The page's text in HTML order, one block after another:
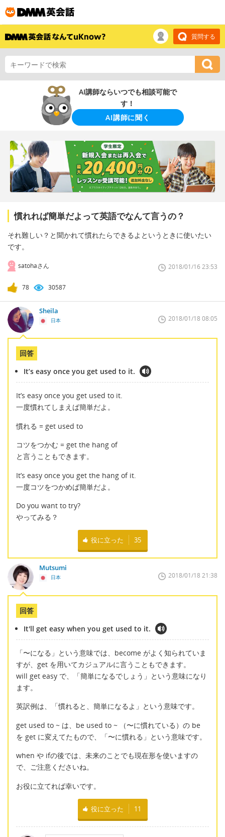
質問する
AI講師ならいつでも相談可能で
す！
AI講師に聞く
慣れれば簡単だよって英語でなんて言うの？
それ難しい？と聞かれて慣れたらできるよというときに使いたい
です。
satohaさん 2018/01/16 23:53
78 30587
Sheila
日本 2018/01/18 08:05
回答
It’s easy once you get used to it.
It’s easy once you get used to it.
一度慣れてしまえば簡単だよ。
慣れる = get used to
コツをつかむ = get the hang of
と言うこともできます。
It’s easy once you get the hang of it.
一度コツをつかめば簡単だよ。
Do you want to try?
やってみる？
役に立った 35
Mutsumi
日本 2018/01/18 21:38
回答
It'll get easy when you get used to it.
「〜になる」という意味では、become がよく知られていま
すが、get を用いてカジュアルに言うこともできます。
will get easy で、「簡単になるでしょう」という意味になり
ます。
英訳例は、「慣れると、簡単になるよ」という意味です。
get used to ~ は、be used to ~ （〜に慣れている）の be
を get に変えてたもので、「〜に慣れる」という意味です。
when や ifの後では、未来のことでも現在形を使いますの
で、ご注意くださいね。
お役に立てれば幸いです。
役に立った 11